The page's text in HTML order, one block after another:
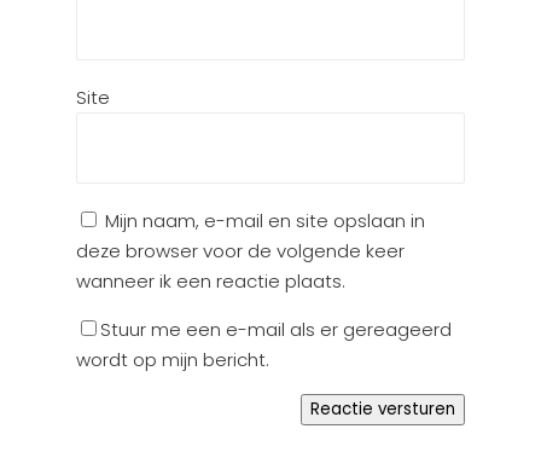
Site
Mijn naam, e-mail en site opslaan in
deze browser voor de volgende keer
wanneer ik een reactie plaats.
Stuur me een e-mail als er gereageerd
wordt op mijn bericht.
Reactie versturen